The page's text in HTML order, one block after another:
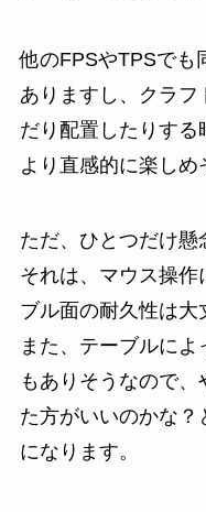
他のFPSやTPSでも
ありますし、クラ
だり配置したりする
より直感的に楽しめ
ただ、ひとつだけ懸
それは、マウス操
ブル面の耐久性は大
また、テーブルに
もありそうなので
た方がいいのかな
になります。